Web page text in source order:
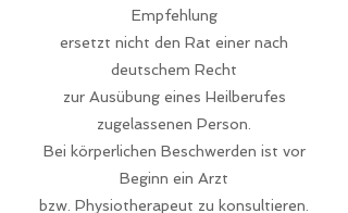
Empfehlung
ersetzt nicht den Rat einer nach
deutschem Recht
zur Ausübung eines Heilberufes
zugelassenen Person.
Bei körperlichen Beschwerden ist vor
Beginn ein Arzt
bzw. Physiotherapeut zu konsultieren.